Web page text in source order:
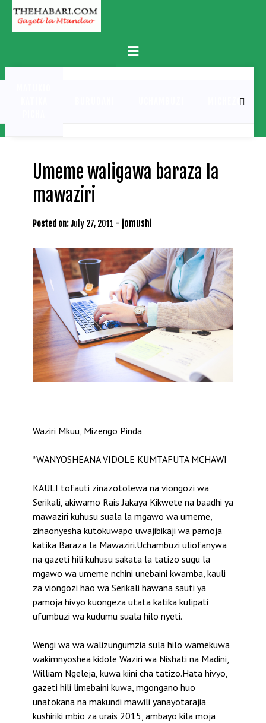
Skip
content
Primary
Menu
MICHEZO
Umeme waligawa baraza la
mawaziri
Posted on: July 27, 2011 - jomushi
Waziri Mkuu, Mizengo Pinda
*WANYOSHEANA VIDOLE KUMTAFUTA MCHAWI
KAULI tofauti zinazotolewa na viongozi wa
Serikali, akiwamo Rais Jakaya Kikwete na baadhi ya
mawaziri kuhusu suala la mgawo wa umeme,
zinaonyesha kutokuwapo uwajibikaji wa pamoja
katika Baraza la Mawaziri.Uchambuzi uliofanywa
na gazeti hili kuhusu sakata la tatizo sugu la
mgawo wa umeme nchini unebaini kwamba, kauli
za viongozi hao wa Serikali hawana sauti ya
pamoja hivyo kuongeza utata katika kulipati
ufumbuzi wa kudumu suala hilo nyeti.
Wengi wa wa walizungumzia sula hilo wamekuwa
wakimnyoshea kidole Waziri wa Nishati na Madini,
William Ngeleja, kuwa kiini cha tatizo.Hata hivyo,
gazeti hili limebaini kuwa, mgongano huo
unatokana na makundi mawili yanayotarajia
kushiriki mbio za urais 2015, ambayo kila moja